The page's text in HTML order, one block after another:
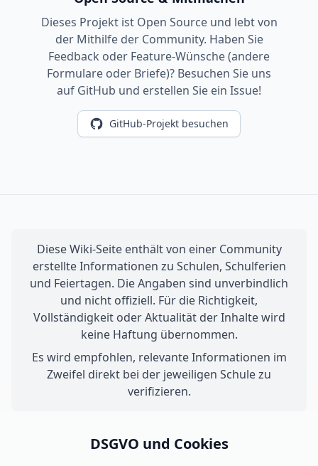
Dieses Projekt ist Open Source und lebt von
der Mithilfe der Community. Haben Sie
Feedback oder Feature-Wünsche (andere
Formulare oder Briefe)? Besuchen Sie uns
auf GitHub und erstellen Sie ein Issue!
GitHub-Projekt besuchen
Diese Wiki-Seite enthält von einer Community
erstellte Informationen zu Schulen, Schulferien
und Feiertagen. Die Angaben sind unverbindlich
und nicht offiziell. Für die Richtigkeit,
Vollständigkeit oder Aktualität der Inhalte wird
keine Haftung übernommen.
Es wird empfohlen, relevante Informationen im
Zweifel direkt bei der jeweiligen Schule zu
verifizieren.
DSGVO und Cookies